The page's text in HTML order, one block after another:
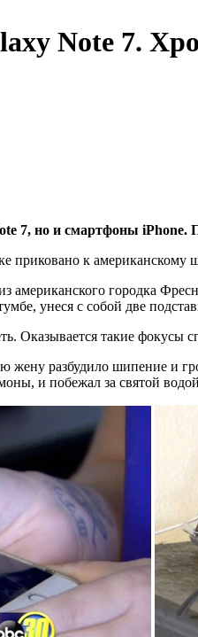
Note 7.
7, но и смартфоны
к американскому
американского городка
унеся с собой две
Оказывается такие фокусы
жену разбудило шипение и
и побежал за святой